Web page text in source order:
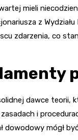
mieli
z Wydziału
zdarzenia, co
dawce teorii,
i
mógł